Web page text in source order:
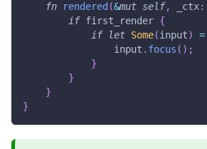
fn rendered (&mut self, _ctx:
if first_render {
if
let Some(input) =
                input
. focus ( ) ;
}
}
}
}